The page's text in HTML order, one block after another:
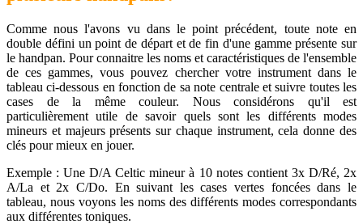
Comme nous l'avons vu dans le point précédent, toute note en
double défini un point de départ et de fin d'une gamme présente sur
le handpan. Pour connaitre les noms et caractéristiques de l'ensemble
de ces gammes, vous pouvez chercher votre instrument dans le
tableau ci-dessous en fonction de sa note centrale et suivre toutes les
cases de la même couleur. Nous considérons qu'il est
particulièrement utile de savoir quels sont les différents modes
mineurs et majeurs présents sur chaque instrument, cela donne des
clés pour mieux en jouer.
Exemple : Une D/A Celtic mineur à 10 notes contient 3x D/Ré, 2x
A/La et 2x C/Do. En suivant les cases vertes foncées dans le
tableau, nous voyons les noms des différents modes correspondants
aux différentes toniques.